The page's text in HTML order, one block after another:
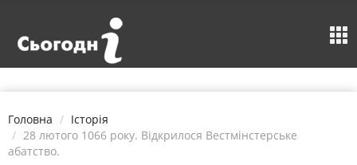
Головна
Історія
28 лютого 1066 року. Відкрилося Вестмінстерське
абатство.